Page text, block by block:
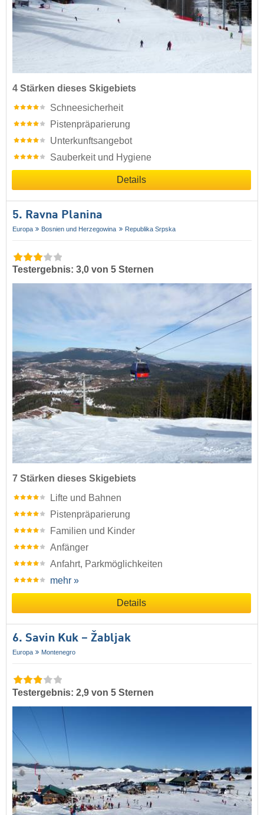
4 Stärken dieses Skigebiets
Schneesicherheit
Pistenpräparierung
Unterkunftsangebot
Sauberkeit und Hygiene
Details
5. Ravna Planina
Europa Bosnien und Herzegowina Republika Srpska
Testergebnis: 3,0 von 5 Sternen
7 Stärken dieses Skigebiets
Lifte und Bahnen
Pistenpräparierung
Familien und Kinder
Anfänger
Anfahrt, Parkmöglichkeiten
mehr »
Details
6. Savin Kuk – Žabljak
Europa Montenegro
Testergebnis: 2,9 von 5 Sternen